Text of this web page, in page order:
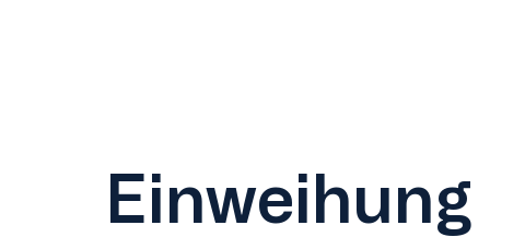
Einweihung